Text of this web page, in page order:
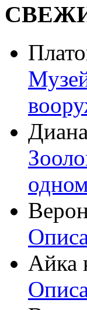
Айка